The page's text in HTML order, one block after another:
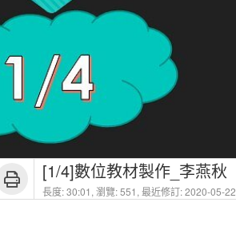
[1/4]數位教材製作_李燕秋
長度: 30:01, 瀏覽: 551, 最近修訂: 2020-05-22